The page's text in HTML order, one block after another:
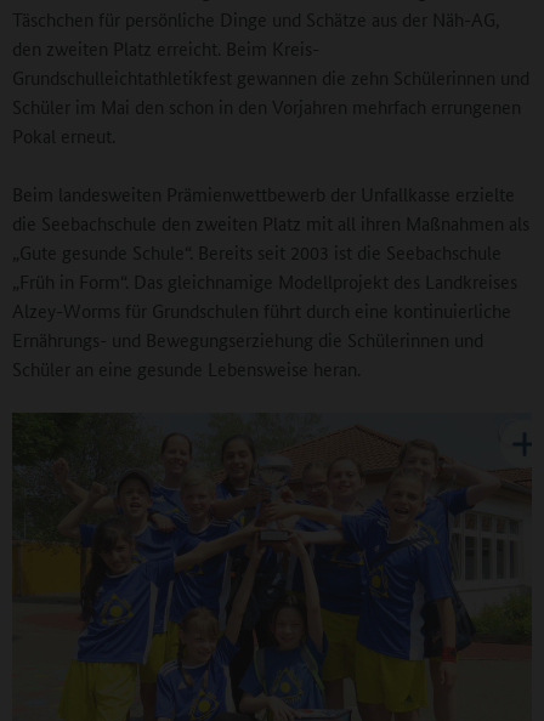
Täschchen für persönliche Dinge und Schätze aus der Näh-AG,
den zweiten Platz erreicht. Beim Kreis-
Grundschulleichtathletikfest gewannen die zehn Schülerinnen und
Schüler im Mai den schon in den Vorjahren mehrfach errungenen
Pokal erneut.
Beim landesweiten Prämienwettbewerb der Unfallkasse erzielte
die Seebachschule den zweiten Platz mit all ihren Maßnahmen als
„Gute gesunde Schule“. Bereits seit 2003 ist die Seebachschule
„Früh in Form“. Das gleichnamige Modellprojekt des Landkreises
Alzey-Worms für Grundschulen führt durch eine kontinuierliche
Ernährungs- und Bewegungserziehung die Schülerinnen und
Schüler an eine gesunde Lebensweise heran.